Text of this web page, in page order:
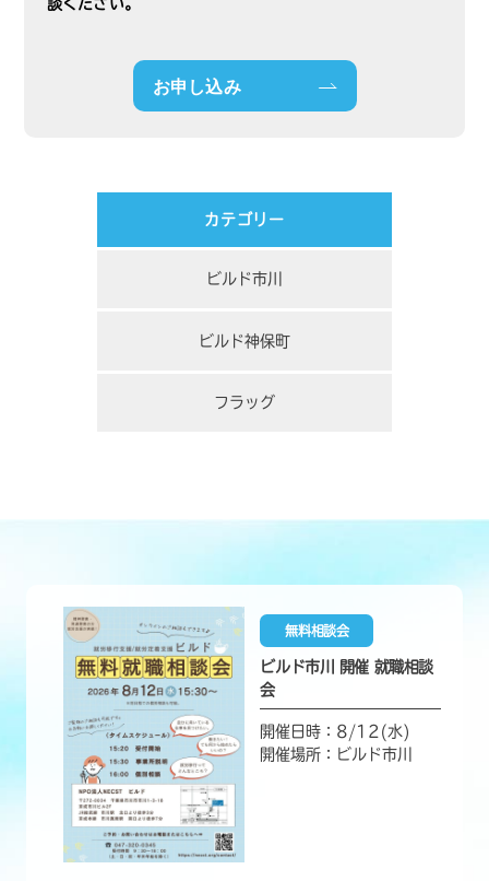
談ください。
お申し込み
カテゴリー
ビルド市川
ビルド神保町
フラッグ
無料相談会
ビルド市川 開催 就職相談
会
開催日時：8/12(水)
開催場所：ビルド市川